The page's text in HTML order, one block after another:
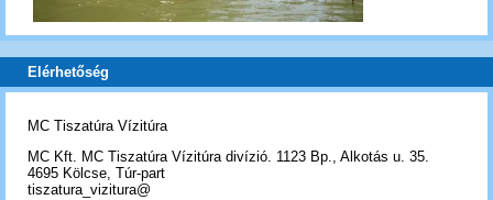
Elérhetőség
MC Tiszatúra Vízitúra
MC Kft. MC Tiszatúra Vízitúra divízió. 1123 Bp., Alkotás u. 35.
4695 Kölcse, Túr-part
tiszatura_vizitura@